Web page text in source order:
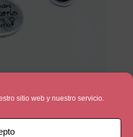
sitio web y nuestro servicio.
Soñarlo